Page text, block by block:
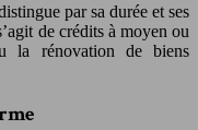
par sa durée et ses
de crédits à moyen ou
la rénovation de biens